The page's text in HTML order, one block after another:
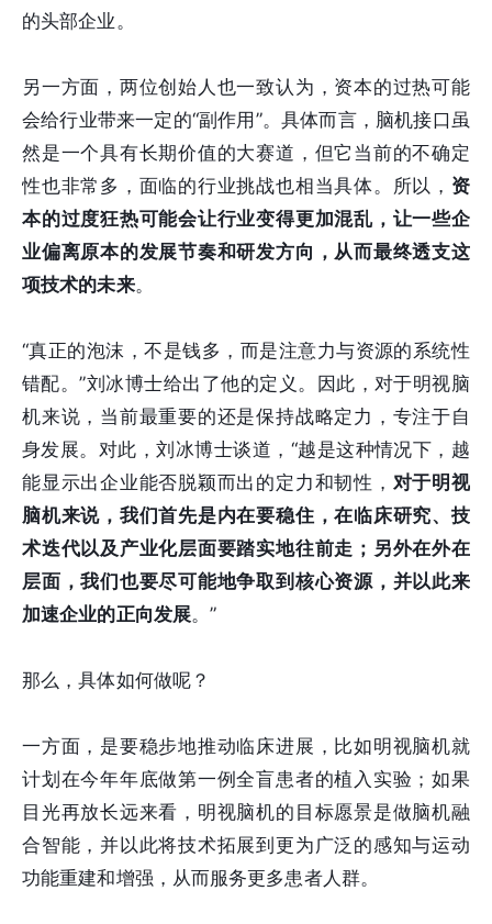
的头部企业。
另一方面，两位创始人也一致认为，资本的过热可能
会给行业带来一定的“副作用”。具体而言，脑机接口虽
然是一个具有长期价值的大赛道，但它当前的不确定
性也非常多，面临的行业挑战也相当具体。所以， 资
本的过度狂热可能会让行业变得更加混乱，让一些企
业偏离原本的发展节奏和研发方向，从而最终透支这
项技术的未来。
“真正的泡沫，不是钱多，而是注意力与资源的系统性
错配。”刘冰博士给出了他的定义。因此，对于明视脑
机来说，当前最重要的还是保持战略定力，专注于自
身发展。对此，刘冰博士谈道，“越是这种情况下，越
能显示出企业能否脱颖而出的定力和韧性， 对于明视
脑机来说，我们首先是内在要稳住，在临床研究、技
术迭代以及产业化层面要踏实地往前走；另外在外在
层面，我们也要尽可能地争取到核心资源，并以此来
加速企业的正向发展。”
那么，具体如何做呢？
一方面，是要稳步地推动临床进展，比如明视脑机就
计划在今年年底做第一例全盲患者的植入实验；如果
目光再放长远来看，明视脑机的目标愿景是做脑机融
合智能，并以此将技术拓展到更为广泛的感知与运动
功能重建和增强，从而服务更多患者人群。